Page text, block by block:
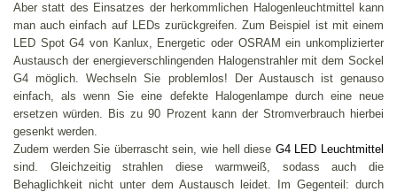
Aber statt des Einsatzes der herkommlichen Halogenleuchtmittel kann
man auch einfach auf LEDs zurückgreifen. Zum Beispiel ist mit einem
LED Spot G4 von Kanlux, Energetic oder OSRAM ein unkomplizierter
Austausch der energieverschlingenden Halogenstrahler mit dem Sockel
G4 möglich. Wechseln Sie problemlos! Der Austausch ist genauso
einfach, als wenn Sie eine defekte Halogenlampe durch eine neue
ersetzen würden. Bis zu 90 Prozent kann der Stromverbrauch hierbei
gesenkt werden.
Zudem werden Sie überrascht sein, wie hell diese G4 LED Leuchtmittel
sind. Gleichzeitig strahlen diese warmweiß, sodass auch die
Behaglichkeit nicht unter dem Austausch leidet. Im Gegenteil: durch